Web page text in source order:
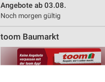
Angebote ab 03.08.
Noch morgen gültig
toom Baumarkt